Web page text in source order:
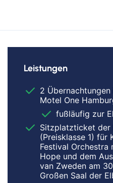
Leistungen
2
Motel One
fußläufig zur
Sitzplatzticket der
(Preisklasse 1) für
Festival Orchestra
Hope und dem
van Zweden am
Großen Saal der